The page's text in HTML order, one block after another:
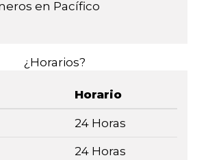
en Pacífico
¿Horarios?
Horario
24 Horas
24 Horas